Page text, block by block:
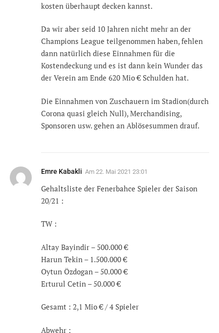
kosten überhaupt decken kannst.
Da wir aber seid 10 Jahren nicht mehr an der
Champions League teilgenommen haben, fehlen
dann natürlich diese Einnahmen für die
Kostendeckung und es ist dann kein Wunder das
der Verein am Ende 620 Mio € Schulden hat.
Die Einnahmen von Zuschauern im Stadion(durch
Corona quasi gleich Null), Merchandising,
Sponsoren usw. gehen an Ablösesummen drauf.
Emre Kabakli Am 22. Mai 2021 23:01
Gehaltsliste der Fenerbahce Spieler der Saison
20/21 :
TW :
Altay Bayindir – 500.000 €
Harun Tekin – 1.500.000 €
Oytun Özdogan – 50.000 €
Erturul Cetin – 50.000 €
Gesamt : 2,1 Mio € / 4 Spieler
Abwehr :